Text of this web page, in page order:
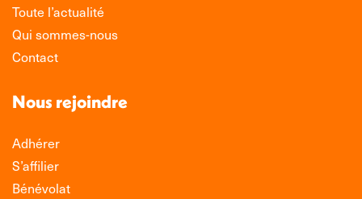
Toute l’actualité
Qui sommes-nous
Contact
Nous rejoindre
Adhérer
S’affilier
Bénévolat